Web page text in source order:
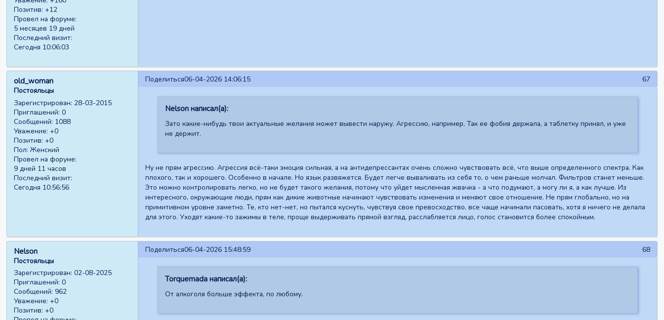
Позитив: +12
Провел на форуме:
5 месяцев 19 дней
Последний визит:
Сегодня 10:06:03
Поделиться 67
06-04-2026 14:06:15
old_woman
Постояльцы
Зарегистрирован: 28-03-2015
Приглашений: 0
Сообщений: 1088
Уважение: +0
Позитив: +0
Пол: Женский
Провел на форуме:
9 дней 11 часов
Последний визит:
Сегодня 10:56:56
Nelson написал(а):
Зато какие-нибудь твои актуальные желания может вывести наружу. Агрессию, например. Так ее фобия держала, а таблетку принял, и уже
не держит.
Ну не прям агрессию. Агрессия всё-таки эмоция сильная, а на антидепрессантах очень сложно чувствовать всё, что выше определенного спектра. Как
плохого, так и хорошего. Особенно в начале. Но язык развяжется. Будет легче вываливать из себя то, о чем раньше молчал. Фильтров станет меньше.
Это можно контролировать легко, но не будет такого желания, потому что уйдет мысленная жвачка - а что подумают, а могу ли я, а как лучше. Из
интересного, окружающие люди, прям как дикие животные начинают чувствовать изменения и меняют свое отношение. Не прям глобально, но на
примитивном уровне заметно. Те, кто нет-нет, но пытался куснуть, чувствуя свое превосходство, все чаще начинали пасовать, хотя я ничего не делала
для этого. Уходят какие-то зажимы в теле, проще выдерживать прямой взгляд, расслабляется лицо, голос становится более спокойным.
Поделиться 68
06-04-2026 15:48:59
Nelson
Постояльцы
Зарегистрирован: 02-08-2025
Приглашений: 0
Сообщений: 962
Уважение: +0
Позитив: +0
Torquemada написал(а):
От алкоголя больше эффекта, по любому.